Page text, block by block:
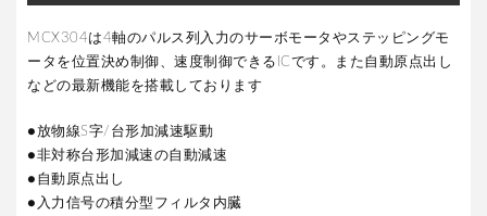
MCX304は4軸のパルス列入力のサーボモータやステッピングモ
ータを位置決め制御、速度制御できるICです。また自動原点出し
などの最新機能を搭載しております
●放物線S字/台形加減速駆動
●非対称台形加減速の自動減速
●自動原点出し
●入力信号の積分型フィルタ内臓